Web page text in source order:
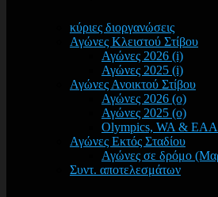
κύριες διοργανώσεις
Αγώνες Κλειστού Στίβου
Αγώνες 2026 (i)
Αγώνες 2025 (i)
Αγώνες Ανοικτού Στίβου
Αγώνες 2026 (o)
Αγώνες 2025 (o)
Olympics, WA & EAA
Αγώνες Εκτός Σταδίου
Αγώνες σε δρόμο
Συντ. αποτελεσμάτων